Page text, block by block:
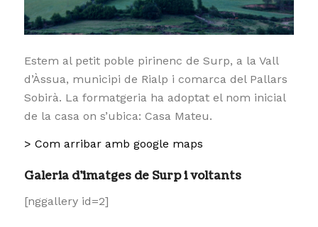
Estem al petit poble pirinenc de Surp, a la Vall
d’Àssua, municipi de Rialp i comarca del Pallars
Sobirà. La formatgeria ha adoptat el nom inicial
de la casa on s’ubica: Casa Mateu.
> Com arribar amb google maps
Galeria d’imatges de Surp i voltants
[nggallery id=2]